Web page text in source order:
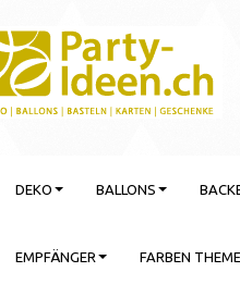
DEKO BALLONS
EMPFÄNGER FARBEN